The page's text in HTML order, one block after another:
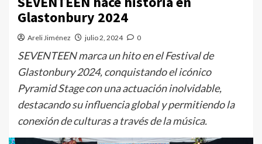
Glastonbury 2024
Areli Jiménez julio 2, 2024 0
SEVENTEEN marca un hito en el Festival de
Glastonbury 2024, conquistando el icónico
Pyramid Stage con una actuación inolvidable,
destacando su influencia global y permitiendo la
conexión de culturas a través de la música.